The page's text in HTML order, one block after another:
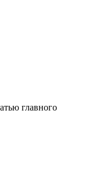
главного